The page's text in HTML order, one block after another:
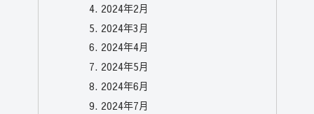
2024年2月
2024年3月
2024年4月
2024年5月
2024年6月
2024年7月